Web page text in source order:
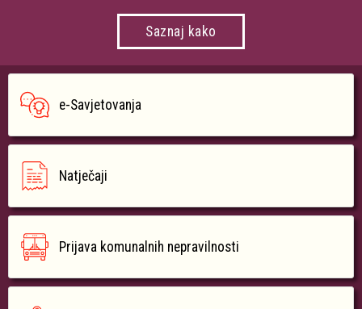
Saznaj kako
e-Savjetovanja
Natječaji
Prijava komunalnih nepravilnosti